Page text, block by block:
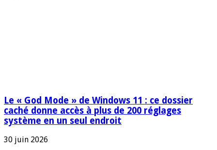
Le « God Mode » de Windows 11 : ce dossier
caché donne accès à plus de 200 réglages
système en un seul endroit
30 juin 2026